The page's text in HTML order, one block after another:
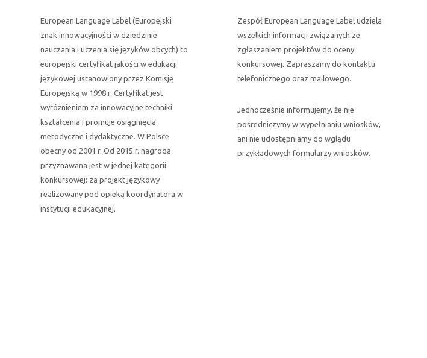
European Language Label (Europejski
znak innowacyjności w dziedzinie
nauczania i uczenia się języków obcych) to
europejski certyfikat jakości w edukacji
językowej ustanowiony przez Komisję
Europejską w 1998 r. Certyfikat jest
wyróżnieniem za innowacyjne techniki
kształcenia i promuje osiągnięcia
metodyczne i dydaktyczne. W Polsce
obecny od 2001 r. Od 2015 r. nagroda
przyznawana jest w jednej kategorii
konkursowej: za projekt językowy
realizowany pod opieką koordynatora w
instytucji edukacyjnej.
Zespół European Language Label udziela
wszelkich informacji związanych ze
zgłaszaniem projektów do oceny
konkursowej. Zapraszamy do kontaktu
telefonicznego oraz mailowego.
Jednocześnie informujemy, że nie
pośredniczymy w wypełnianiu wniosków,
ani nie udostępniamy do wglądu
przykładowych formularzy wniosków.